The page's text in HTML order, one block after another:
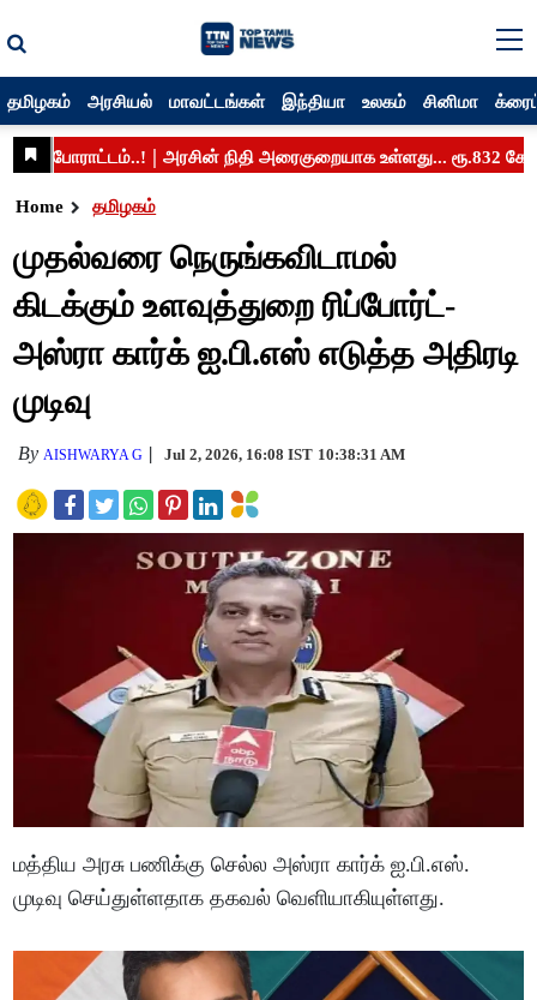
தமிழகம் அரசியல் மாவட்டங்கள் இந்தியா உலகம் சினிமா
Home தமிழகம்
முதல்வரை நெருங்கவிடாமல்
கிடக்கும் உளவுத்துறை ரிப்போர்ட்-
அஸ்ரா கார்க் ஐ.பி.எஸ் எடுத்த அதிரடி
முடிவு
By AISHWARYA G Jul 2, 2026, 16:08 IST 10:38:31 AM
மத்திய அரசு பணிக்கு செல்ல அஸ்ரா கார்க் ஐ.பி.எஸ்.
முடிவு செய்துள்ளதாக தகவல் வெளியாகியுள்ளது.